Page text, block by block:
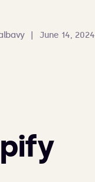
June 14, 2024